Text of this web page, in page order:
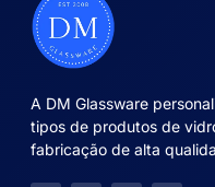
A DM Glassware
tipos de produtos de
fabricação de alta